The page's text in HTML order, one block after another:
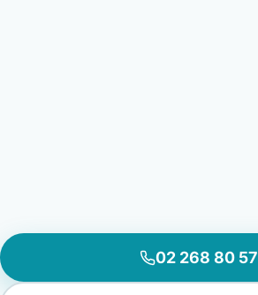
02 268 80 57